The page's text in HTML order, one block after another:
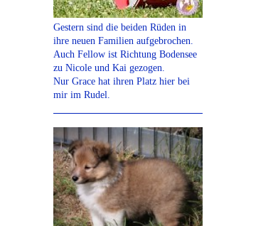
Gestern sind die beiden Rüden in
ihre neuen Familien aufgebrochen.
Auch Fellow ist Richtung Bodensee
zu Nicole und Kai gezogen.
Nur Grace hat ihren Platz hier bei
mir im Rudel.